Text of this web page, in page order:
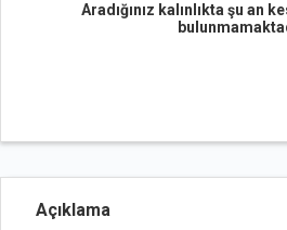
Aradığınız kalınlıkta şu an
Açıklama